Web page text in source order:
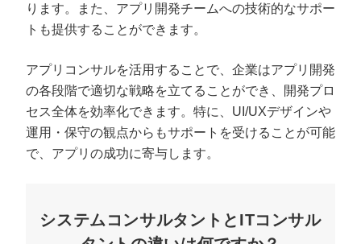
プロに無料相談をする 会社概要資料をダウ
ります。また、アプリ開発チームへの技術的なサポー
トも提供することができます。
アプリコンサルを活用することで、企業はアプリ開発
の各段階で適切な戦略を立てることができ、開発プロ
セス全体を効率化できます。特に、UI/UXデザインや
運用・保守の観点からもサポートを受けることが可能
で、アプリの成功に寄与します。
システムコンサルタントとITコンサル